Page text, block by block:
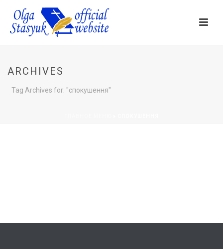
ARCHIVES
Tag Archives for: "спокушення"